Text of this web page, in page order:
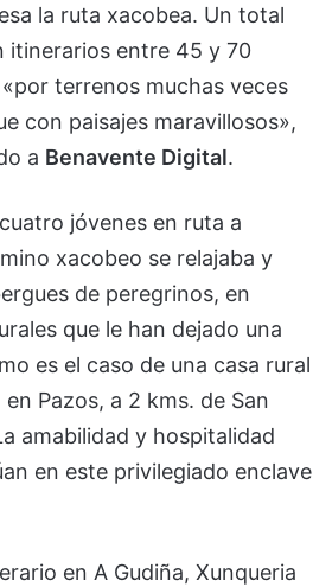
la ruta xacobea. Un total
itinerarios entre 45 y 70
terrenos muchas veces
con paisajes maravillosos»,
a Benavente Digital.
jóvenes en ruta a
xacobeo se relajaba y
de peregrinos, en
que le han dejado una
es el caso de una casa rural
Pazos, a 2 kms. de San
amabilidad y hospitalidad
en este privilegiado enclave
en A Gudiña, Xunqueria